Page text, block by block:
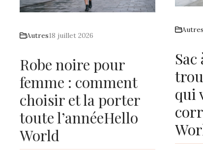
Autres
qui
Autres18 juillet 2026
Robe noire pour
femme : comment
choisir et la porter
toute l’annéeHello
World